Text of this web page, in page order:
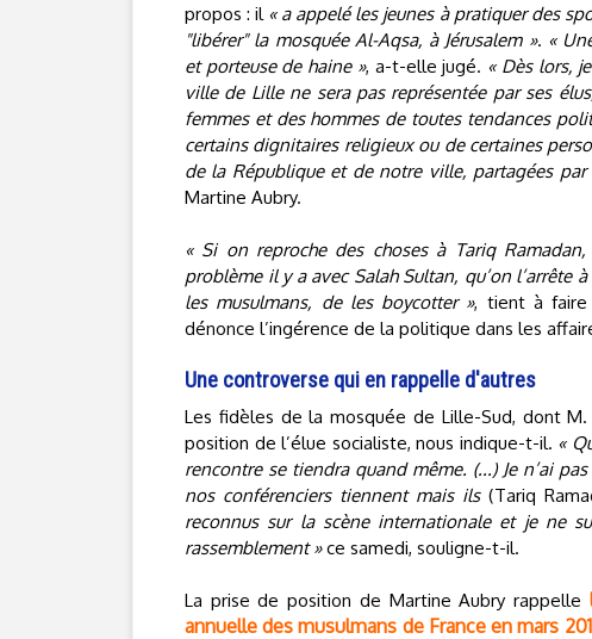
propos : il « a appelé les jeunes à pratiquer des
"libérer" la mosquée Al-Aqsa, à Jérusalem ». «
et porteuse de haine », a-t-elle jugé. « Dès lors,
ville de Lille ne sera pas représentée par ses
femmes et des hommes de toutes tendances
certains dignitaires religieux ou de certaines
de la République et de notre ville, partagées
Martine Aubry.
« Si on reproche des choses à Tariq
problème il y a avec Salah Sultan, qu’on l’arrête
les musulmans, de les boycotter », tient à faire
dénonce l’ingérence de la politique dans les
Une controverse qui en rappelle d'autres
Les fidèles de la mosquée de Lille-Sud, dont
position de l’élue socialiste, nous indique-t-il. «
rencontre se tiendra quand même. (...) Je n’ai
nos conférenciers tiennent mais ils(Tariq
reconnus sur la scène internationale et je ne
rassemblement »ce samedi, souligne-t-il.
La prise de position de Martine Aubry rappelle
annuelle des musulmans de France en mars